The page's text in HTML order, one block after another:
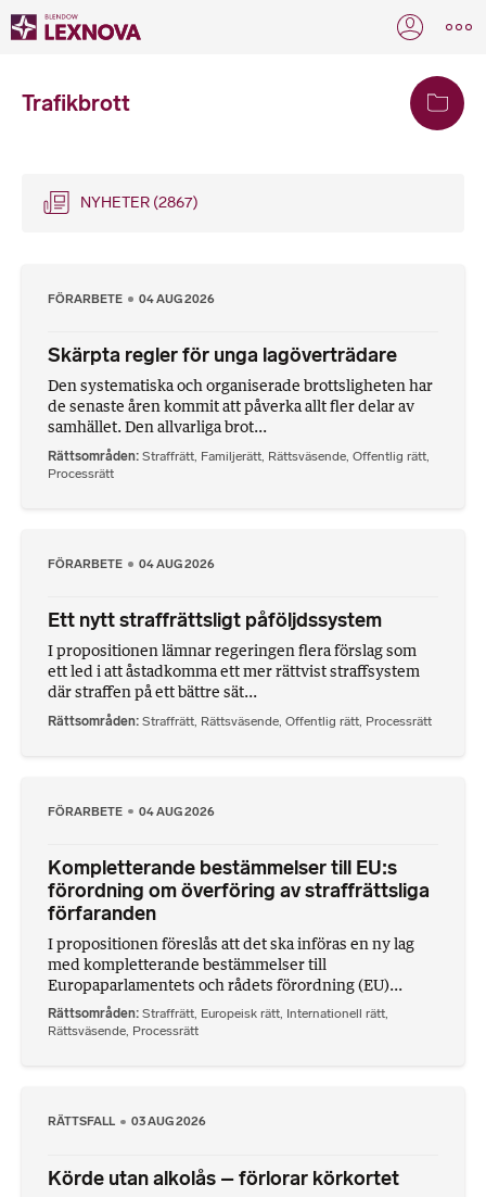
Trafikbrott
NYHETER (2867)
FÖRARBETE 04 AUG 2026
Skärpta regler för unga lagöverträdare
Den systematiska och organiserade brottsligheten har
de senaste åren kommit att påverka allt fler delar av
samhället. Den allvarliga brot...
Rättsområden Straffrätt Familjerätt Rättsväsende Offentlig rätt
Processrätt
FÖRARBETE 04 AUG 2026
Ett nytt straffrättsligt påföljdssystem
I propositionen lämnar regeringen flera förslag som
ett led i att åstadkomma ett mer rättvist straffsystem
där straffen på ett bättre sät...
Rättsområden Straffrätt Rättsväsende Offentlig rätt Processrätt
FÖRARBETE 04 AUG 2026
Kompletterande bestämmelser till EU:s
förordning om överföring av straffrättsliga
förfaranden
I propositionen föreslås att det ska införas en ny lag
med kompletterande bestämmelser till
Europaparlamentets och rådets förordning (EU)...
Rättsområden Straffrätt, Europeisk rätt, Internationell rätt,
Rättsväsende, Processrätt
RÄTTSFALL 03 AUG 2026
Körde utan alkolås – förlorar körkortet